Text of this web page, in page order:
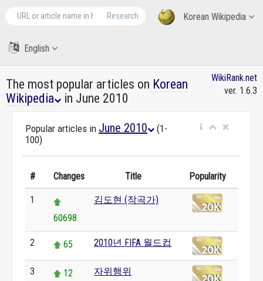
Korean Wikipedia
Research
English
The most popular articles on Korean
Wikipedia
in June 2010
WikiRank.net
ver. 1.6.3
Popular articles in June 2010
(1-
100)
# Changes Title Popularity
1
60698
김도현 (작곡가)
2 65 2010년 FIFA 월드컵
3 12 자위행위